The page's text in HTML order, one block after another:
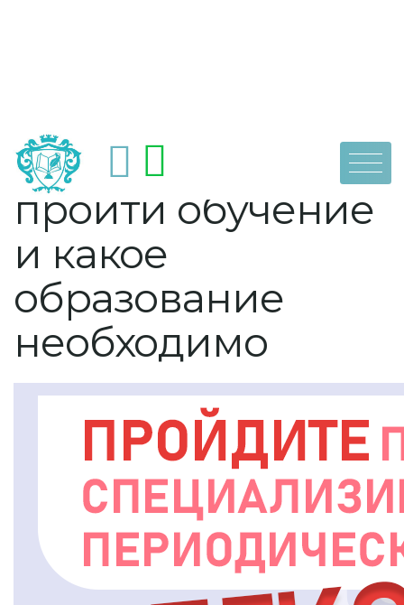
Skip
content
dpoaps
Нефролог: где
пройти обучение
и какое
образование
необходимо